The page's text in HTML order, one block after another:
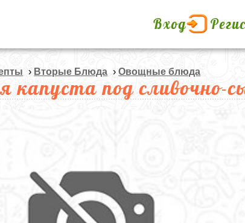
Вход
› Вторые Блюда ›Овощные блюда
капуста под сливочно-